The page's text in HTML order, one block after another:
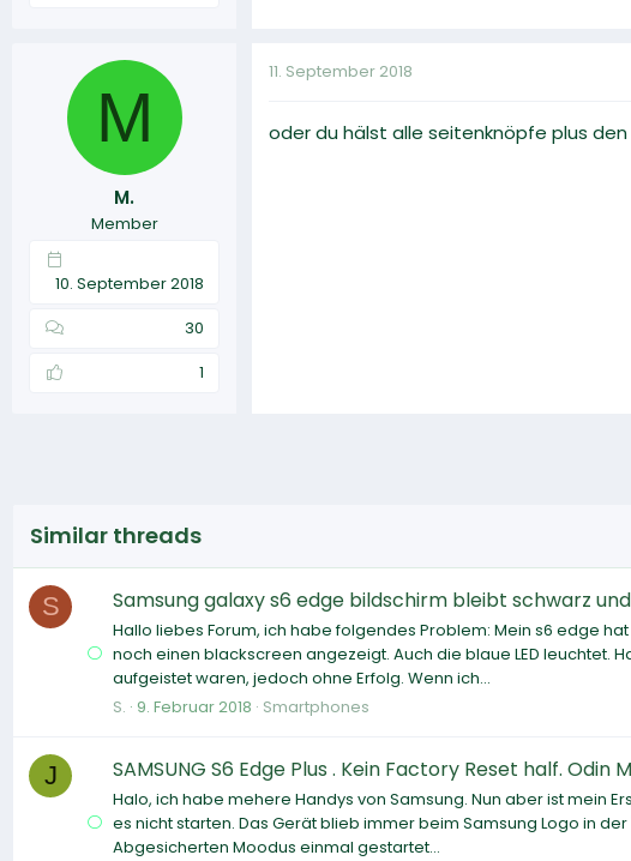
M
M.
Member
10. September 2018
30
1
11. September 2018
oder du hälst alle seitenknöpfe plus
Similar threads
S Samsung galaxy s6 edge bildschirm bleibt schwarz
Hallo liebes Forum, ich habe folgendes Problem: Mein s6 edge
noch einen blackscreen angezeigt. Auch die blaue LED leuchtet.
aufgeistet waren, jedoch ohne Erfolg. Wenn ich...
S. 9. Februar 2018 Smartphones
J SAMSUNG S6 Edge Plus . Kein Factory Reset half.
Halo, ich habe mehere Handys von Samsung. Nun aber ist mein
es nicht starten. Das Gerät blieb immer beim Samsung Logo in
Abgesicherten Moodus einmal gestartet...